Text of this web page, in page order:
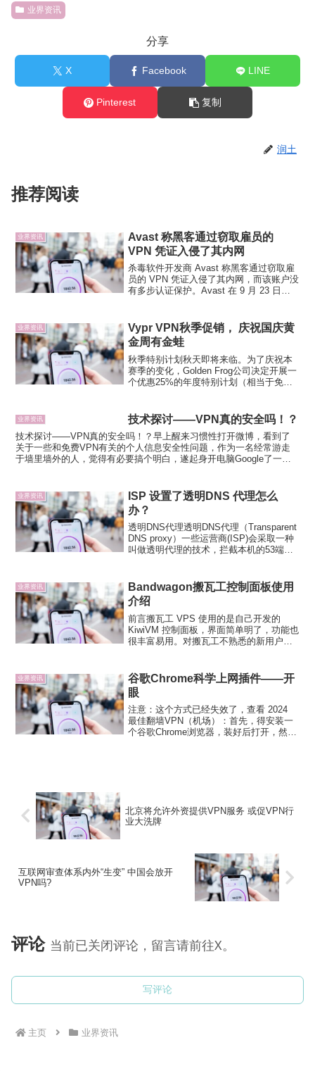
业界资讯
分享
X Facebook LINE
Pinterest 复制
润土
推荐阅读
业界资讯
Avast 称黑客通过窃取雇员的
VPN 凭证入侵了其内网
杀毒软件开发商 Avast 称黑客通过窃取雇
员的 VPN 凭证入侵了其内网，而该账户没
有多步认证保护。Avast 在 9 月 23 日发
日。攻击者获取的账户没...
业界资讯
Vypr VPN秋季促销， 庆祝国庆黄
金周有金蛙
秋季特别计划秋天即将来临。为了庆祝本
赛季的变化，Golden Frog公司决定开展一
个优惠25%的年度特别计划（相当于免费3
个服务器。新的指南添加到了Golden...
业界资讯 技术探讨――VPN真的安全吗！？
技术探讨――VPN真的安全吗！？早上醒来习惯性打开微博，看到了
关于一些和免费VPN有关的个人信息安全性问题，作为一名经常游走
于墙里墙外的人，觉得有必要搞个明白，遂起身开电脑Google了一
业界资讯
ISP 设置了透明DNS 代理怎么
办？
透明DNS代理透明DNS代理（Transparent
DNS proxy）一些运营商(ISP)会采取一种
叫做透明代理的技术，拦截本机的53端
ISP设置了透明DNS代理...
业界资讯
Bandwagon搬瓦工控制面板使用
介绍
前言搬瓦工 VPS 使用的是自己开发的
KiwiVM 控制面板，界面简单明了，功能也
很丰富易用。对搬瓦工不熟悉的新用户可
没有“Login”选项，点击“Client Ar...
业界资讯
谷歌Chrome科学上网插件——开
眼
注意：这个方式已经失效了，查看 2024
最佳翻墙VPN（机场）：首先，得安装一
个谷歌Chrome浏览器，装好后打开，然后
北京将允许外资提供VPN服务 或促VPN行
业大洗牌
互联网审查体系内外“生变” 中国会放开
VPN吗?
评论 当前已关闭评论，留言请前往X。
写评论
主页 业界资讯